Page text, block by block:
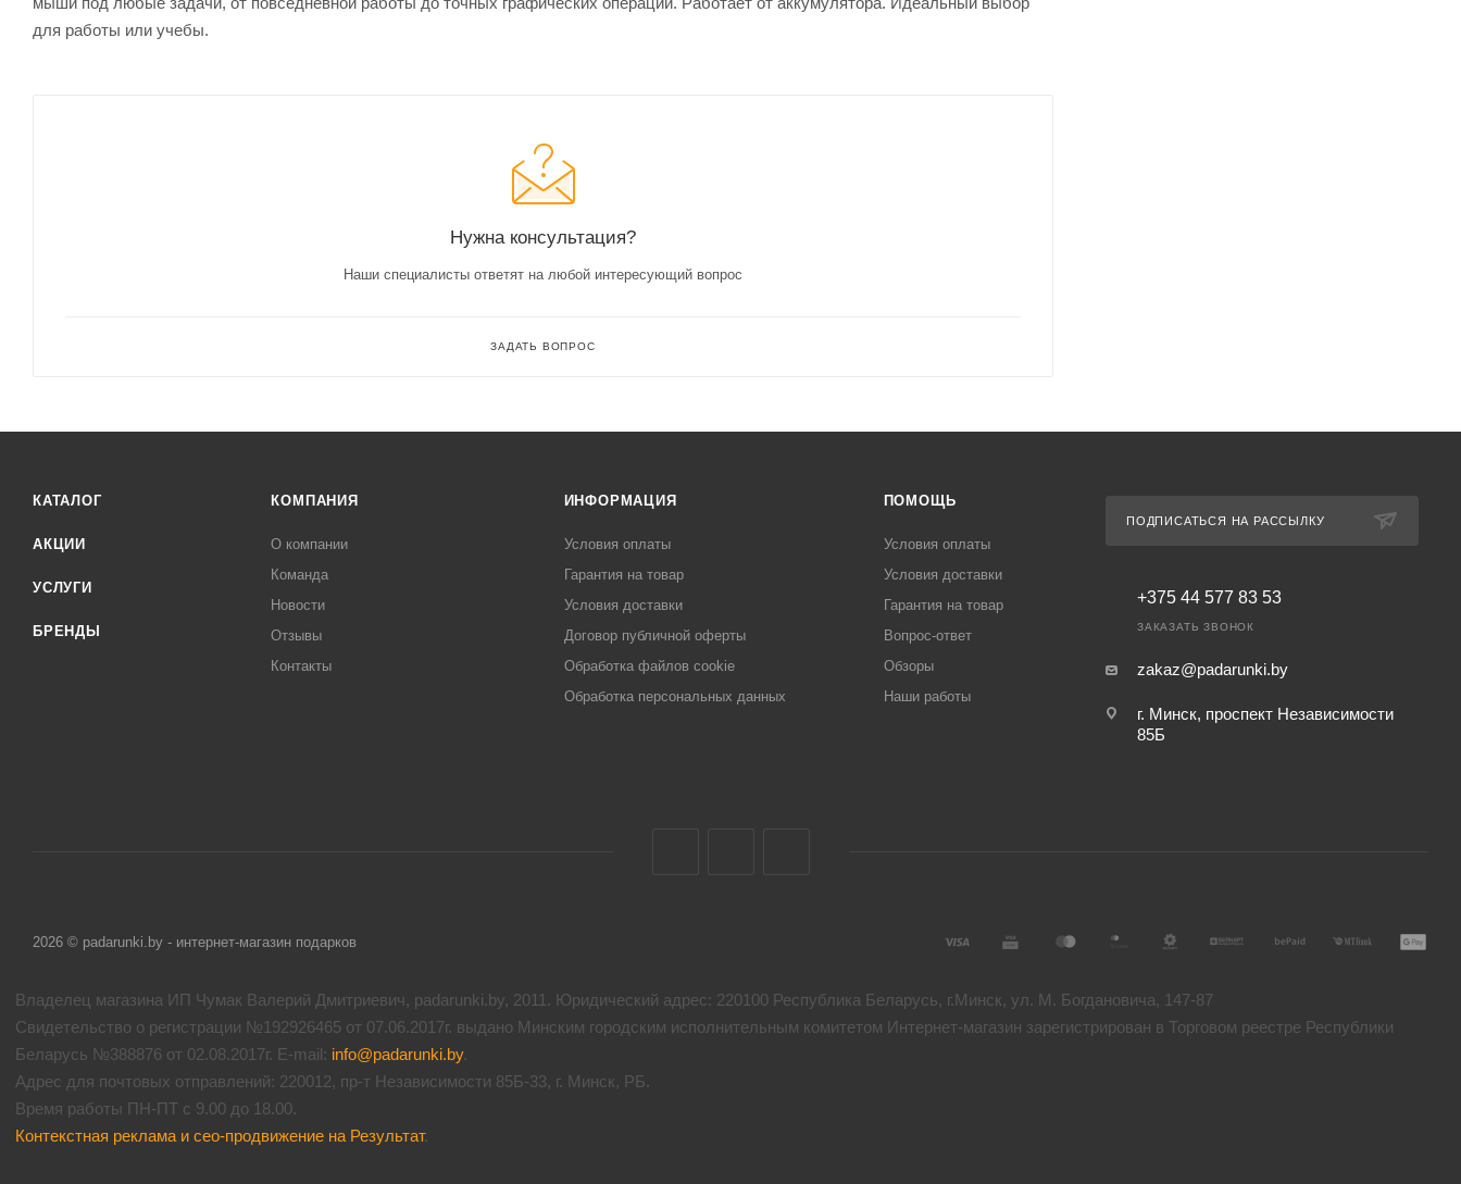
для работы или учебы.
Нужна консультация?
Наши специалисты ответят на любой интересующий вопрос
ЗАДАТЬ ВОПРОС
КАТАЛОГ
АКЦИИ
УСЛУГИ
БРЕНДЫ
КОМПАНИЯ
О компании
Команда
Новости
Отзывы
Контакты
ИНФОРМАЦИЯ
Условия оплаты
Гарантия на товар
Условия доставки
Договор публичной оферты
Обработка файлов cookie
Обработка персональных данных
ПОМОЩЬ
Условия оплаты
Условия доставки
Гарантия на товар
Вопрос-ответ
Обзоры
Наши работы
ПОДПИСАТЬСЯ НА РАССЫЛКУ
+375 44 577 83 53
ЗАКАЗАТЬ ЗВОНОК
zakaz@padarunki.by
г. Минск, проспект Независимости
85Б
2026 © padarunki.by - интернет-магазин подарков
Владелец магазина ИП Чумак Валерий Дмитриевич, padarunki.by, 2011. Юридический адрес: 220100 Республика Беларусь, г.Минск, ул. М. Богдановича, 147-87
Свидетельство о регистрации №192926465 от 07.06.2017г. выдано Минским городским исполнительным комитетом Интернет-магазин зарегистрирован в Торговом реестре Республики
Беларусь №388876 от 02.08.2017г. E-mail: info@padarunki.by.
Адрес для почтовых отправлений: 220012, пр-т Независимости 85Б-33, г. Минск, РБ.
Время работы ПН-ПТ с 9.00 до 18.00.
Контекстная реклама и сео-продвижение на Результат.